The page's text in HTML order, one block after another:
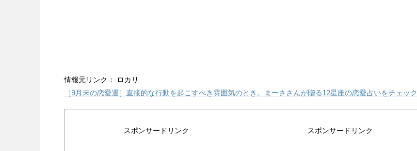
情報元リンク： ロカリ
［9月末の恋愛運］直接的な行動を起こすべき雰囲気のとき。まーささんが贈る12星座の恋愛占いをチェック
スポンサードリンク スポンサードリンク